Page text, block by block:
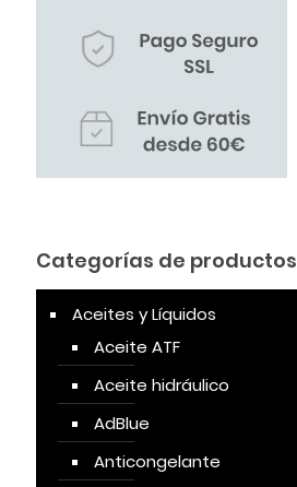
Categorías de productos
Aceites y Líquidos
Aceite ATF
Aceite hidráulico
AdBlue
Anticongelante